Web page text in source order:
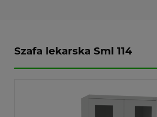
Szafa lekarska Sml 114